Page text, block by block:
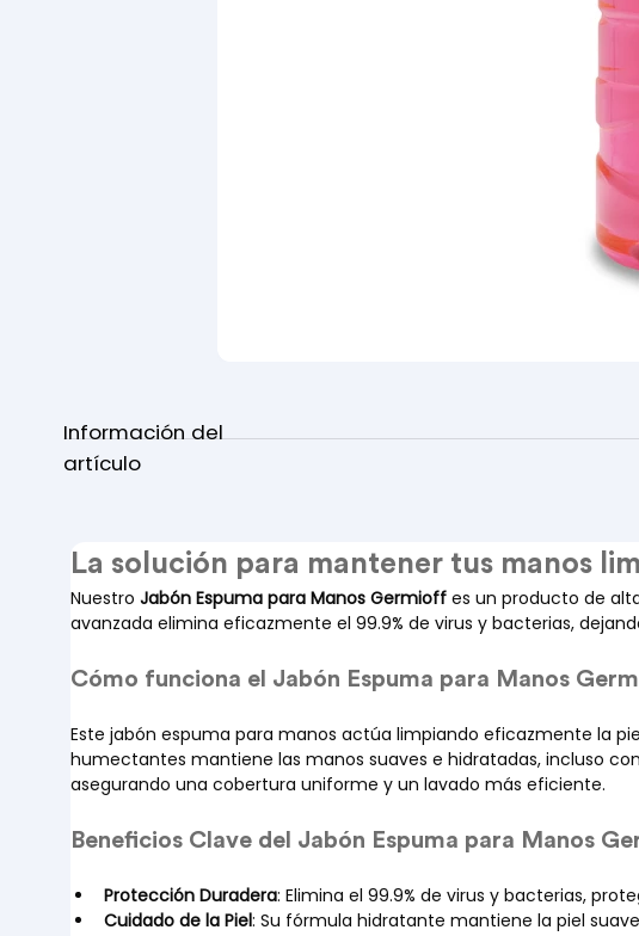
Información del
artículo
La solución para mantener tus manos
Nuestro Jabón Espuma para Manos Germioff es un producto de
avanzada elimina eficazmente el 99.9% de virus y bacterias,
Cómo funciona el Jabón Espuma para Manos
Este jabón espuma para manos actúa limpiando eficazmente la
humectantes mantiene las manos suaves e hidratadas, incluso
asegurando una cobertura uniforme y un lavado más eficiente.
Beneficios Clave del Jabón Espuma para Manos
Protección Duradera: Elimina el 99.9% de virus y bacterias,
Cuidado de la Piel: Su fórmula hidratante mantiene la piel